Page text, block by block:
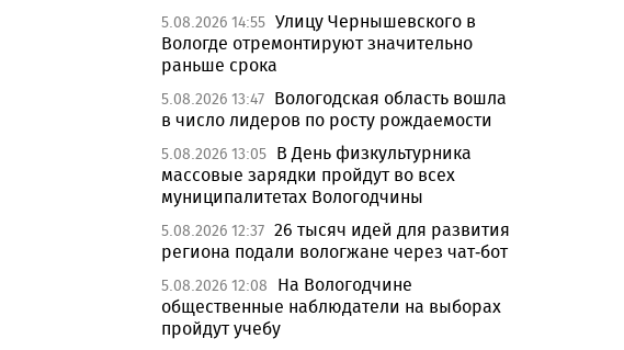
5.08.2026 14:55 Улицу Чернышевского в
Вологде отремонтируют значительно
раньше срока
5.08.2026 13:47 Вологодская область вошла
в число лидеров по росту рождаемости
5.08.2026 13:05 В День физкультурника
массовые зарядки пройдут во всех
муниципалитетах Вологодчины
5.08.2026 12:37 26 тысяч идей для развития
региона подали вологжане через чат-бот
5.08.2026 12:08
На Вологодчине
общественные наблюдатели на выборах
пройдут учебу